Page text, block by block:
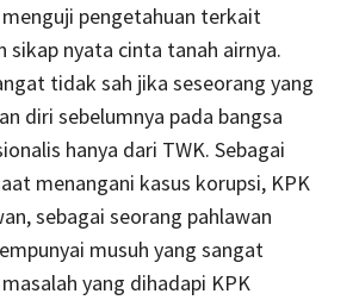
menguji pengetahuan terkait
sikap nyata cinta tanah airnya.
tidak sah jika seseorang yang
diri sebelumnya pada bangsa
hanya dari TWK. Sebagai
menangani kasus korupsi, KPK
sebagai seorang pahlawan
musuh yang sangat
yang dihadapi KPK